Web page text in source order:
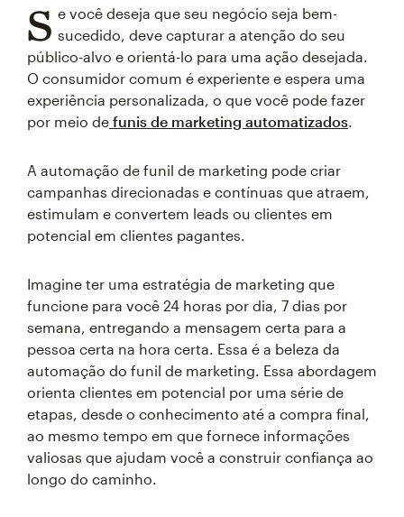
S e você deseja que seu negócio seja bem-
sucedido, deve capturar a atenção do seu
público-alvo e orientá-lo para uma ação desejada.
O consumidor comum é experiente e espera uma
experiência personalizada, o que você pode fazer
por meio de funis de marketing automatizados.
A automação de funil de marketing pode criar
campanhas direcionadas e contínuas que atraem,
estimulam e convertem leads ou clientes em
potencial em clientes pagantes.
Imagine ter uma estratégia de marketing que
funcione para você 24 horas por dia, 7 dias por
semana, entregando a mensagem certa para a
pessoa certa na hora certa. Essa é a beleza da
automação do funil de marketing. Essa abordagem
orienta clientes em potencial por uma série de
etapas, desde o conhecimento até a compra final,
ao mesmo tempo em que fornece informações
valiosas que ajudam você a construir confiança ao
longo do caminho.